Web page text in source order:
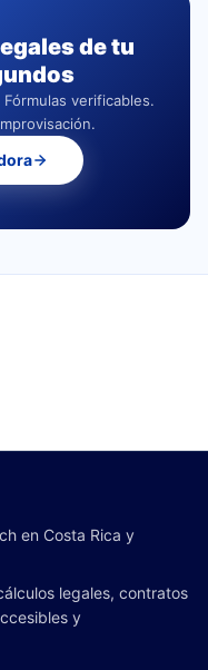
de tu
verificables.
en Costa Rica y
legales, contratos
y